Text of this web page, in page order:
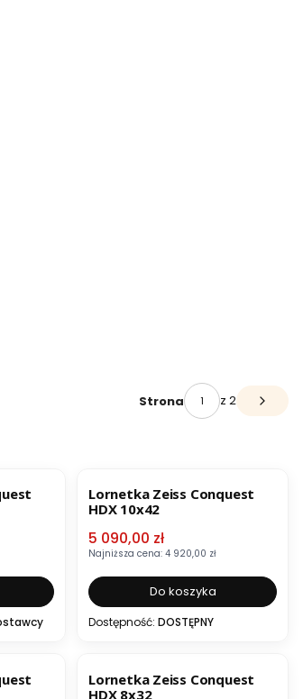
Strona z 2
Lornetka Zeiss Conquest
HDX 10x42
Cena promocyjna
5 090,00 zł
Najniższa cena: 4 920,00 zł
Do koszyka
Dostępność: DOSTĘPNY
Lornetka Zeiss Conquest
HDX 8x32